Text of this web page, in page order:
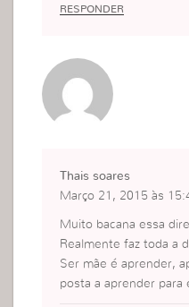
RESPONDER
Thais soares
Março 21, 2015 às
Muito bacana essa
Realmente faz toda a
Ser mãe é aprender,
posta a aprender para